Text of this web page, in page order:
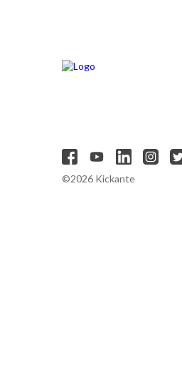
©2026 Kickante